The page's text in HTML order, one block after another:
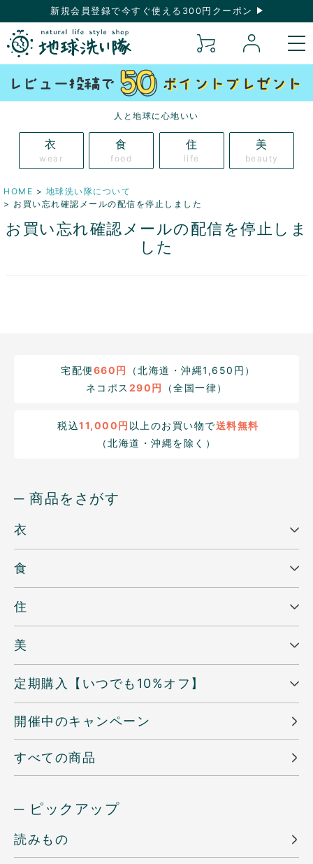
新規会員登録で今すぐ使える300円クーポン
人と地球に心地いい
衣
wear
食
food
住
life
美
beauty
HOME
地球洗い隊について
お買い忘れ確認メールの配信を停止しました
お買い忘れ確認メールの配信を停止しま
した
宅配便660円
（北海道・沖縄1,650円）
ネコポス 290円 （全国一律）
税込11,000円 以上のお買い物で送料無料
（北海道・沖縄を除く）
─ 商品をさがす
衣
食
住
美
定期購入【いつでも10%オフ】
開催中のキャンペーン
すべての商品
─ ピックアップ
読みもの